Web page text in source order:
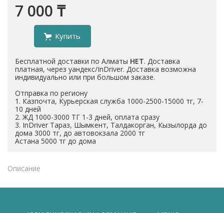
7 000 ₸
Купить
Бесплатной доставки по Алматы НЕТ. Доставка
платная, через уандекс/InDriver. Доставка возможна
индивидуально или при большом заказе.
Отправка по региону
1. Казпочта, Курьерская служба 1000-2500-15000 тг, 7-
10 дней
2. ЖД 1000-3000 ТГ 1-3 дней, оплата сразу
3. InDriver Тараз, Шымкент, Талдакорган, Кызылорда до
дома 3000 тг, до автовокзала 2000 тг
Астана 5000 тг до дома
Описание